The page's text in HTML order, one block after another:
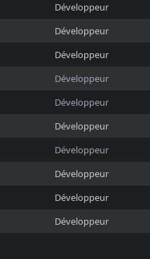
Développeur
Développeur
Développeur
Développeur
Développeur
Développeur
Développeur
Développeur
Développeur
Développeur